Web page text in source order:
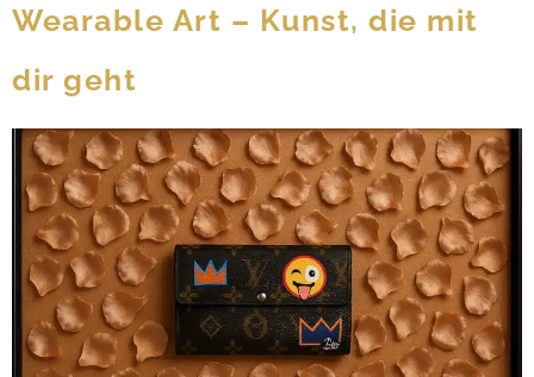
Wearable Art – Kunst, die mit
dir geht